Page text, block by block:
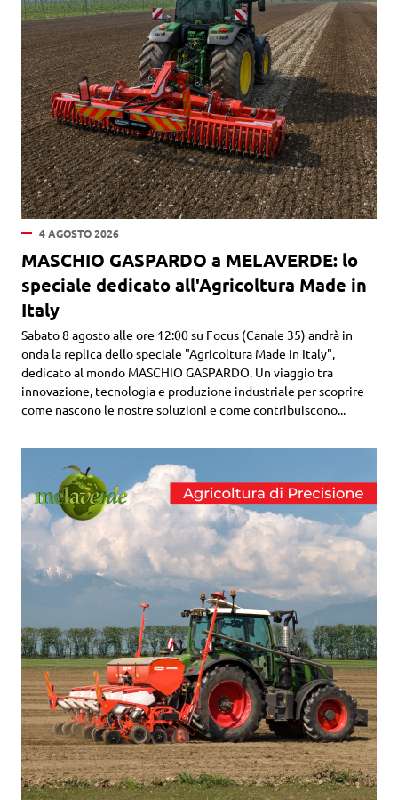
4 AGOSTO 2026
MASCHIO GASPARDO a MELAVERDE: lo
speciale dedicato all'Agricoltura Made in
Italy
Sabato 8 agosto alle ore 12:00 su Focus (Canale 35) andrà in
onda la replica dello speciale "Agricoltura Made in Italy",
dedicato al mondo MASCHIO GASPARDO. Un viaggio tra
innovazione, tecnologia e produzione industriale per scoprire
come nascono le nostre soluzioni e come contribuiscono...